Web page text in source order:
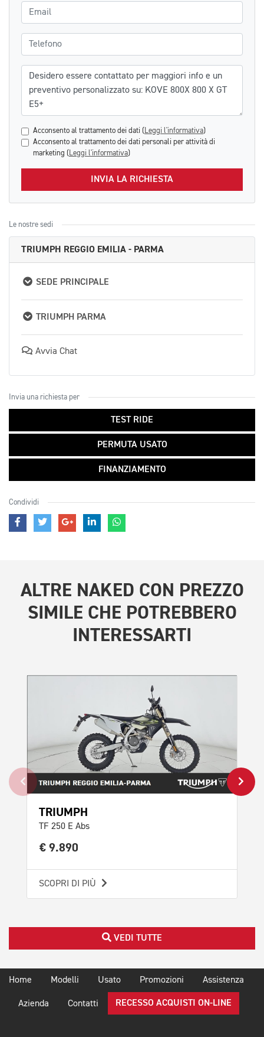
Email
Telefono
Messaggio
Acconsento al trattamento dei dati ( Leggi l'informativa)
Acconsento al trattamento dei dati personali per attività di
marketing ( Leggi l'informativa)
INVIA LA RICHIESTA
Le nostre sedi
TRIUMPH REGGIO EMILIA - PARMA
SEDE PRINCIPALE
TRIUMPH PARMA
Avvia Chat
Invia una richiesta per
TEST RIDE
PERMUTA USATO
FINANZIAMENTO
Condividi
ALTRE NAKED CON PREZZO
SIMILE CHE POTREBBERO
INTERESSARTI
TRIUMPH
TF 250 E Abs
€ 9.890
SCOPRI DI PIÙ
VEDI TUTTE
Home Modelli Usato Promozioni Assistenza
Azienda Contatti RECESSO ACQUISTI ON-LINE